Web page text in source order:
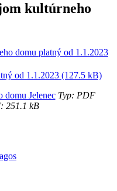
kultúrneho
od 1.1.2023 (127.5 kB)
domu JelenecTyp: PDF
251.1 kB